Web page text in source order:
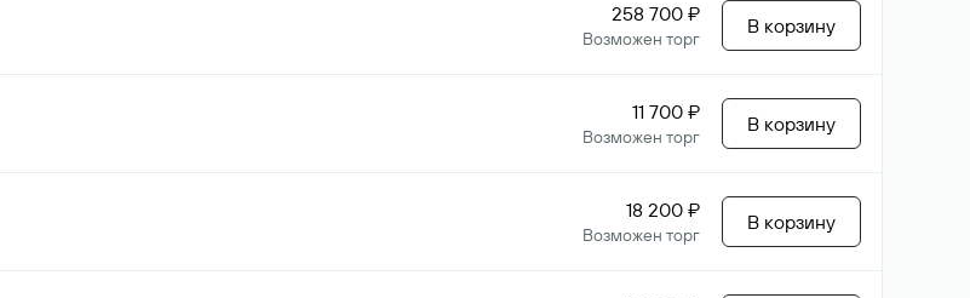
258 700 ₽
Возможен торг
В корзину
11 700 ₽
Возможен торг
В корзину
18 200 ₽
Возможен торг
В корзину